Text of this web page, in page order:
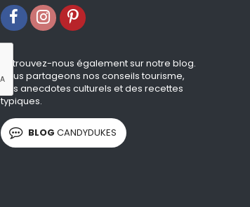
Retrouvez-nous également sur notre blog.
Nous partageons nos conseils tourisme,
des anecdotes culturels et des recettes
typiques.
BLOG CANDYDUKES